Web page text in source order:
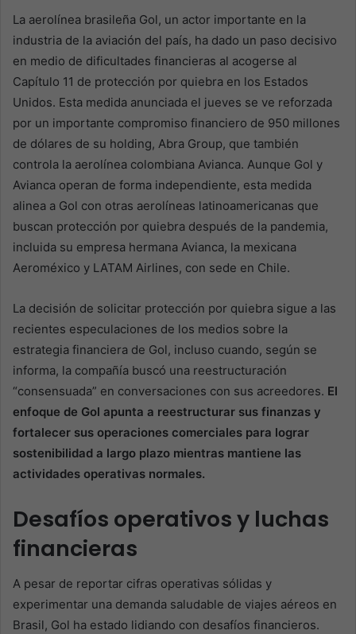
La aerolínea brasileña Gol, un actor importante en la
industria de la aviación del país, ha dado un paso decisivo
en medio de dificultades financieras al acogerse al
Capítulo 11 de protección por quiebra en los Estados
Unidos. Esta medida anunciada el jueves se ve reforzada
por un importante compromiso financiero de 950 millones
de dólares de su holding, Abra Group, que también
controla la aerolínea colombiana Avianca. Aunque Gol y
Avianca operan de forma independiente, esta medida
alinea a Gol con otras aerolíneas latinoamericanas que
buscan protección por quiebra después de la pandemia,
incluida su empresa hermana Avianca, la mexicana
Aeroméxico y LATAM Airlines, con sede en Chile.
La decisión de solicitar protección por quiebra sigue a las
recientes especulaciones de los medios sobre la
estrategia financiera de Gol, incluso cuando, según se
informa, la compañía buscó una reestructuración
“consensuada” en conversaciones con sus acreedores. El
enfoque de Gol apunta a reestructurar sus finanzas y
fortalecer sus operaciones comerciales para lograr
sostenibilidad a largo plazo mientras mantiene las
actividades operativas normales.
Desafíos operativos y luchas
financieras
A pesar de reportar cifras operativas sólidas y
experimentar una demanda saludable de viajes aéreos en
Brasil, Gol ha estado lidiando con desafíos financieros.